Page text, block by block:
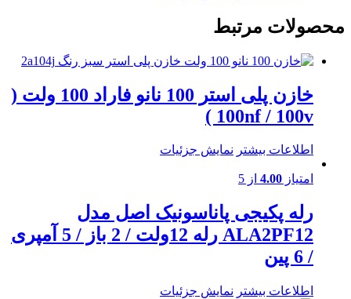
محصولات مرتبط
خازن پلی استر 100 نانو فاراد 100 ولت (
100nf / 100v )
اطلاعات بیشتر نمایش جزئیات
امتیاز 4.00 از 5
رله پکیجی پاناسونیک اصل مدل
ALA2PF12 رله 12ولت / 2 باز / 5 آمپری
/ 6 پین
اطلاعات بیشتر نمایش جزئیات